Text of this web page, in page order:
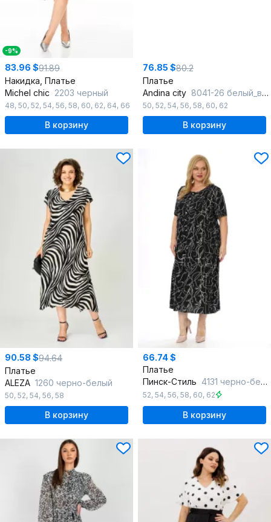
-9%
83.96 $91.89
Накидка, Платье
Michel chic 2203 черный
48, 50, 52, 54, 56, 58, 60, 62, 64, 66
В корзину
76.85 $80.2
Платье
Andina city 8041-26 белый_в_горох
50, 52, 54, 56, 58, 60, 62
В корзину
90.58 $94.64
Платье
ALEZA 1260 черно-белый
50, 52, 54, 56, 58
В корзину
66.74 $
Платье
Пинск-Стиль 4131 черно-белый
52, 54, 56, 58, 60, 62
В корзину